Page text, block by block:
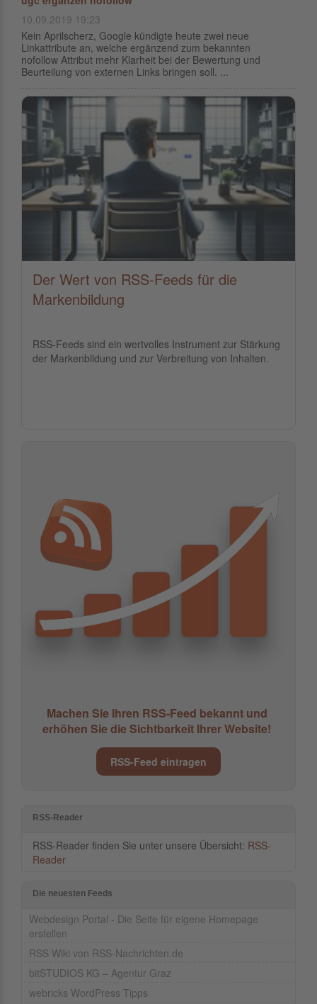
10.09.2019 19:23
Kein Aprilscherz, Google kündigte heute zwei neue
Linkattribute an, welche ergänzend zum bekannten
nofollow Attribut mehr Klarheit bei der Bewertung und
Beurteilung von externen Links bringen soll. ...
Der Wert von RSS-Feeds für die
Markenbildung
RSS-Feeds sind ein wertvolles Instrument zur Stärkung
der Markenbildung und zur Verbreitung von Inhalten.
Machen Sie Ihren RSS-Feed bekannt und
erhöhen Sie die Sichtbarkeit Ihrer Website!
RSS-Feed eintragen
RSS-Reader
RSS-Reader finden Sie unter unsere Übersicht: RSS-
Reader
Die neuesten Feeds
Webdesign Portal - Die Seite für eigene Homepage
erstellen
RSS Wiki von RSS-Nachrichten.de
bitSTUDIOS KG – Agentur Graz
webricks WordPress Tipps